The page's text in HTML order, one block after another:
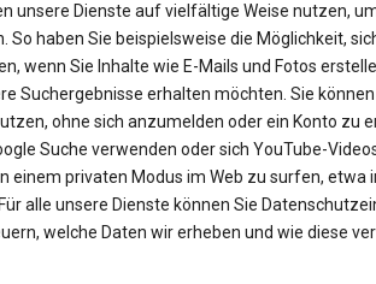
unsere Dienste auf vielfältige Weise nutzen,
So haben Sie beispielsweise die Möglichkeit,
wenn Sie Inhalte wie E-Mails und Fotos
Suchergebnisse erhalten möchten. Sie
ohne sich anzumelden oder ein Konto zu
Suche verwenden oder sich YouTube-
einem privaten Modus im Web zu surfen, etwa
alle unsere Dienste können Sie
welche Daten wir erheben und wie diese